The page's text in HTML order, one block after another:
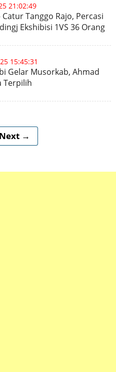
21:02:49
Tanggo Rajo, Percasi
Ekshibisi 1VS 36 Orang
15:45:31
Gelar Musorkab, Ahmad
Terpilih
Next →